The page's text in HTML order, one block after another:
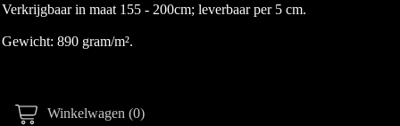
Winkelwagen (0)
Verkrijgbaar in maat 155 - 200cm; leverbaar per 5 cm.
Gewicht: 890 gram/m².